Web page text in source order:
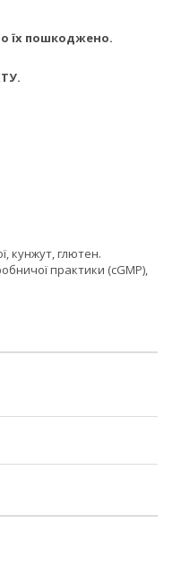
їх пошкоджено.
кунжут, глютен.
практики (cGMP),